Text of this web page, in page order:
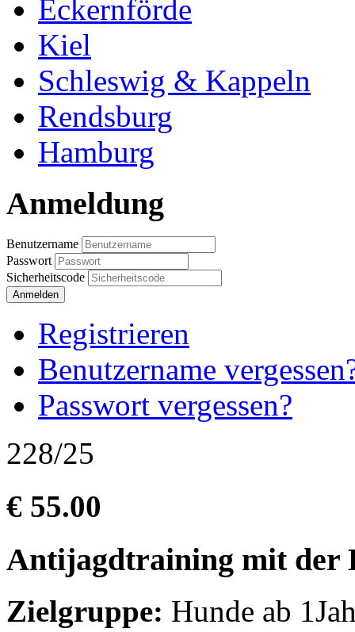
Eckernförde
Kiel
Schleswig & Kappeln
Rendsburg
Hamburg
Anmeldung
Benutzername
Passwort
Sicherheitscode
Anmelden
Registrieren
Benutzername
Passwort vergessen?
228/25
€ 55.00
Antijagdtraining mit der
Zielgruppe: Hunde ab